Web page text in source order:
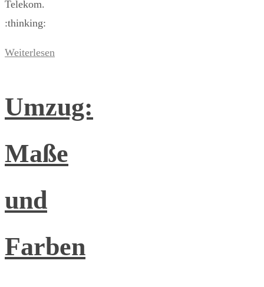
Telekom.
:thinking:
Weiterlesen
Umzug:
Maße
und
Farben